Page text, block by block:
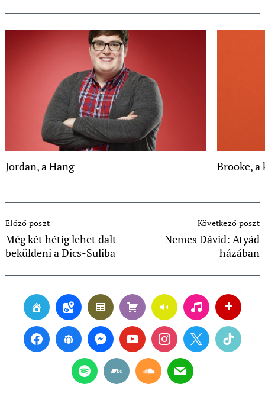
Jordan, a Hang Brooke, a
Navigation
Előző poszt
Még két hétig lehet dalt
beküldeni a Dics-Suliba
Következő poszt
Nemes Dávid: Atyád
házában